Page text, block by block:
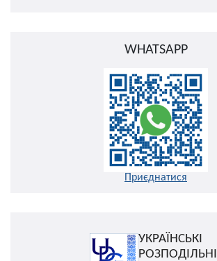
WHATSAPP
Приєднатися
УКРАЇНСЬКІ
РОЗПОДІЛЬНІ